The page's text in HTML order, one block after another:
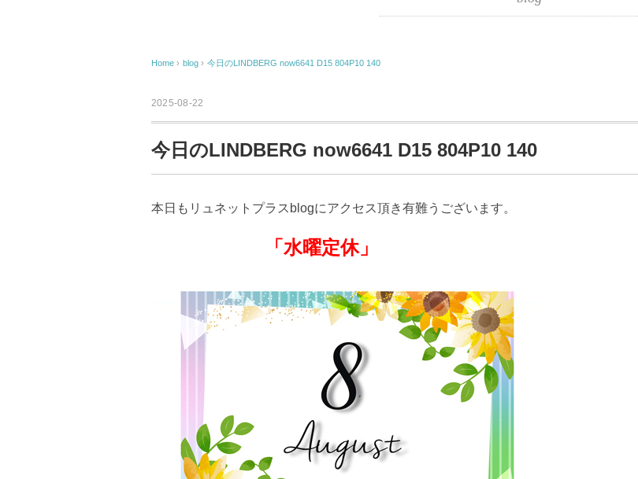
Home › blog › 今日のLINDBERG now6641 D15 804P10 140
2025-08-22
今日のLINDBERG now6641 D15 804P10 140
本日もリュネットプラスblogにアクセス頂き有難うございます。
「水曜定休」